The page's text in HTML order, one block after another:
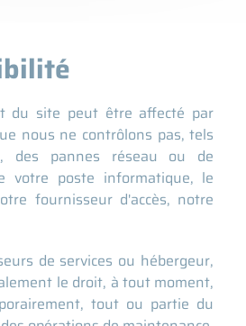
du site peut être affecté par
nous ne contrôlons pas, tels
des pannes réseau ou de
votre poste informatique, le
fournisseur d'accès, notre
de services ou hébergeur,
le droit, à tout moment,
tout ou partie du